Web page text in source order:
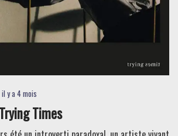
il y a 4 mois
Times